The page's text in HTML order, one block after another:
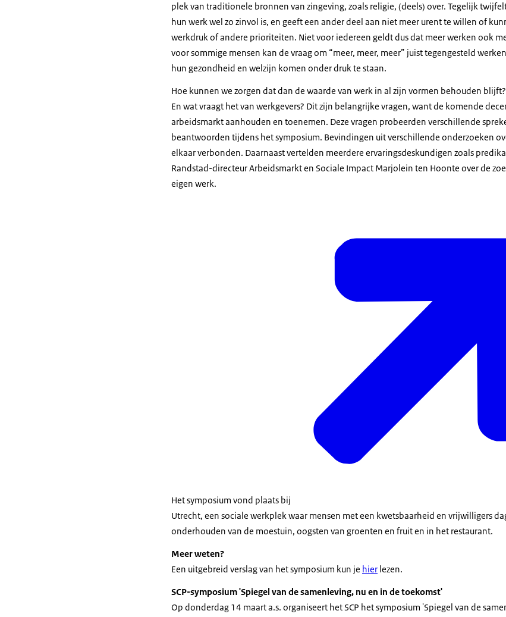
plek van traditionele bronnen van zingeving, zoals religie, (deels) over. Tegelijk
hun werk wel zo zinvol is, en geeft een ander deel aan niet meer urent te willen of
werkdruk of andere prioriteiten. Niet voor iedereen geldt dus dat meer werken ook
voor sommige mensen kan de vraag om “meer, meer, meer” juist tegengesteld
hun gezondheid en welzijn komen onder druk te staan.
Hoe kunnen we zorgen dat dan de waarde van werk in al zijn vormen behouden
En wat vraagt het van werkgevers? Dit zijn belangrijke vragen, want de komende
arbeidsmarkt aanhouden en toenemen. Deze vragen probeerden verschillende
beantwoorden tijdens het symposium. Bevindingen uit verschillende onderzoeken
elkaar verbonden. Daarnaast vertelden meerdere ervaringsdeskundigen zoals
Randstad-directeur Arbeidsmarkt en Sociale Impact Marjolein ten Hoonte over de
eigen werk.
Het symposium vond plaats bij
Utrecht, een sociale werkplek waar mensen met een kwetsbaarheid en vrijwilligers
onderhouden van de moestuin, oogsten van groenten en fruit en in het restaurant.
Meer weten?
Een uitgebreid verslag van het symposium kun je hier lezen.
SCP-symposium 'Spiegel van de samenleving, nu en in de toekomst'
Op donderdag 14 maart a.s. organiseert het SCP het symposium 'Spiegel van de